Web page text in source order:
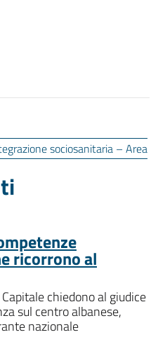
sociosanitaria – Area
ricorrono al
chiedono al giudice
sul centro albanese,
nazionale